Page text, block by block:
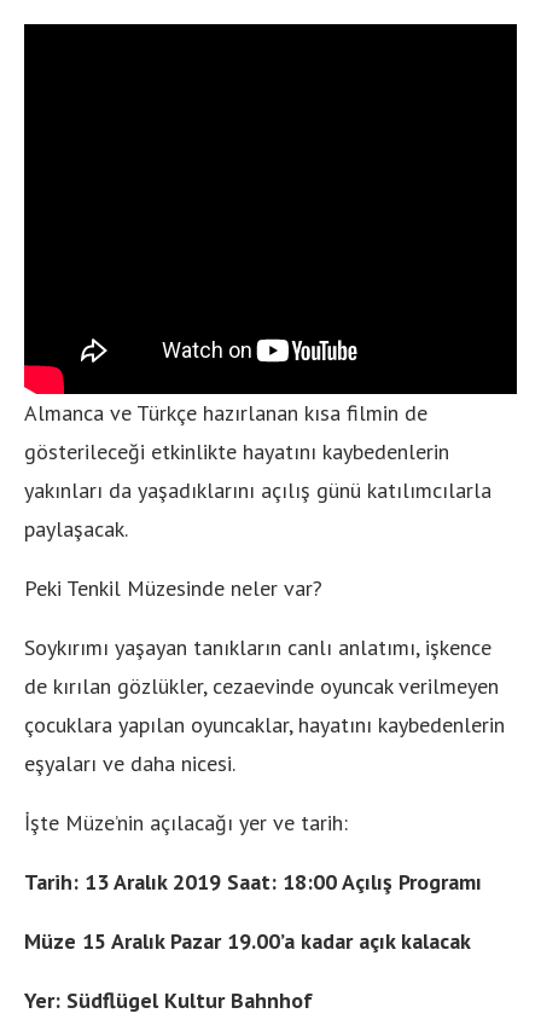
Almanca ve Türkçe hazırlanan kısa filmin de
gösterileceği etkinlikte hayatını kaybedenlerin
yakınları da yaşadıklarını açılış günü katılımcılarla
paylaşacak.
Peki Tenkil Müzesinde neler var?
Soykırımı yaşayan tanıkların canlı anlatımı, işkence
de kırılan gözlükler, cezaevinde oyuncak verilmeyen
çocuklara yapılan oyuncaklar, hayatını kaybedenlerin
eşyaları ve daha nicesi.
İşte Müze’nin açılacağı yer ve tarih:
Tarih: 13 Aralık 2019 Saat: 18:00 Açılış Programı
Müze 15 Aralık Pazar 19.00’a kadar açık kalacak
Yer: Südflügel Kultur Bahnhof